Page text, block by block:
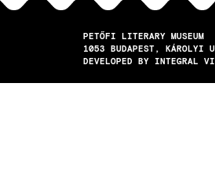
PETŐFI LITERARY MUSEUM
1053
BUDAPEST
KÁROLYI
DEVELOPED BY INTEGRAL